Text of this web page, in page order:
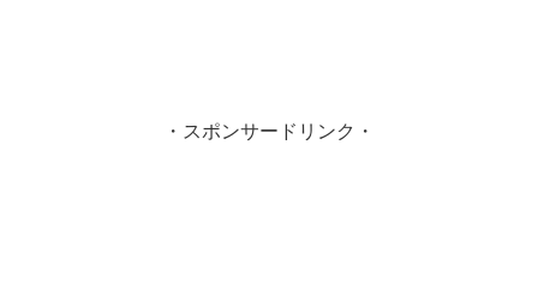
・スポンサードリンク・